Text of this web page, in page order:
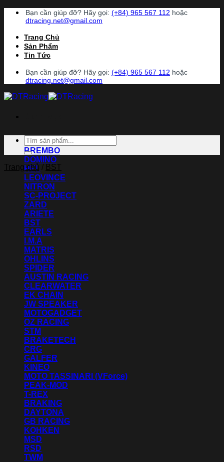
Chuyển
dung
Bạn cần giúp đỡ? Hãy gọi: (+84) 965 567 112 hoặc
dtracing.net@gmail.com
Trang Chủ
Sản Phẩm
Tin Tức
Bạn cần giúp đỡ? Hãy gọi: (+84) 965 567 112 hoặc
dtracing.net@gmail.com
ACCOSSATO
BREMBO
DOMINO
HEL
LEOVINCE
NITRON
SC-PROJECT
ZARD
ARIETE
BST
EARLS
I.M.A
MATRIS
OHLINS
SPIDER
AUSTIN RACING
CLEARWATER
EK CHAIN
JW SPEAKER
MOTOGADGET
OZ RACING
STM
BRAKETECH
CRG
GALFER
KINEO
MOTO TASSINARI (VForce)
PEAK-MOD
T-REX
BRAKING
DAYTONA
GB RACING
KOHKEN
MSD
RSD
TWM
Tìm
kiếm:
Trang chủ / BST